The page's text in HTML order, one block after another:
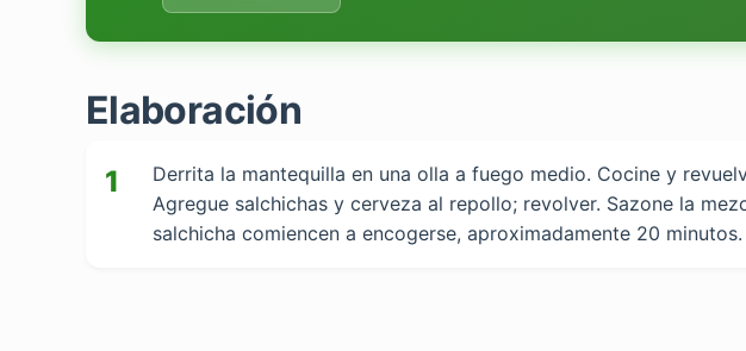
Elaboración
1
Derrita la mantequilla en una olla a fuego medio. Cocine y
Agregue salchichas y cerveza al repollo; revolver. Sazone la
salchicha comiencen a encogerse, aproximadamente 20